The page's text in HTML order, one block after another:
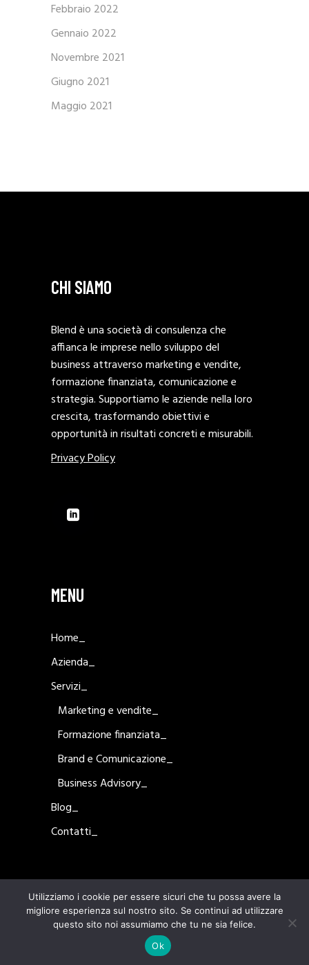
Febbraio 2022
Gennaio 2022
Novembre 2021
Giugno 2021
Maggio 2021
CHI SIAMO
Blend è una società di consulenza che
affianca le imprese nello sviluppo del
business attraverso marketing e vendite,
formazione finanziata, comunicazione e
strategia. Supportiamo le aziende nella loro
crescita, trasformando obiettivi e
opportunità in risultati concreti e misurabili.
Privacy Policy
MENU
Home_
Azienda_
Servizi_
Marketing e vendite_
Formazione finanziata_
Brand e Comunicazione_
Business Advisory_
Blog_
Contatti_
Utilizziamo i cookie per essere sicuri che tu possa avere la
migliore esperienza sul nostro sito. Se continui ad utilizzare
questo sito noi assumiamo che tu ne sia felice.
Ok